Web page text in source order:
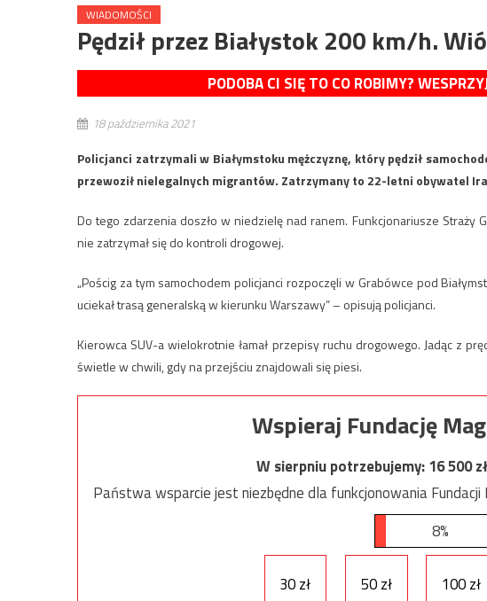
WIADOMOŚCI
Pędził przez Białystok 200 km/h.
PODOBA CI SIĘ TO CO ROBIMY?
18 października 2021
Policjanci zatrzymali w Białymstoku mężczyznę, który pędził
przewoził nielegalnych migrantów. Zatrzymany to 22-letni obywatel
Do tego zdarzenia doszło w niedzielę nad ranem. Funkcjonariusze
nie zatrzymał się do kontroli drogowej.
„Pościg za tym samochodem policjanci rozpoczęli w Grabówce pod
uciekał trasą generalską w kierunku Warszawy” – opisują policjanci.
Kierowca SUV-a wielokrotnie łamał przepisy ruchu drogowego. Jadąc z
świetle w chwili, gdy na przejściu znajdowali się piesi.
Wspieraj Fundację
W sierpniu potrzebujemy:16 500
Państwa wsparcie jest niezbędne dla funkcjonowania Fundacji
8%
30 zł 50 zł 100 zł